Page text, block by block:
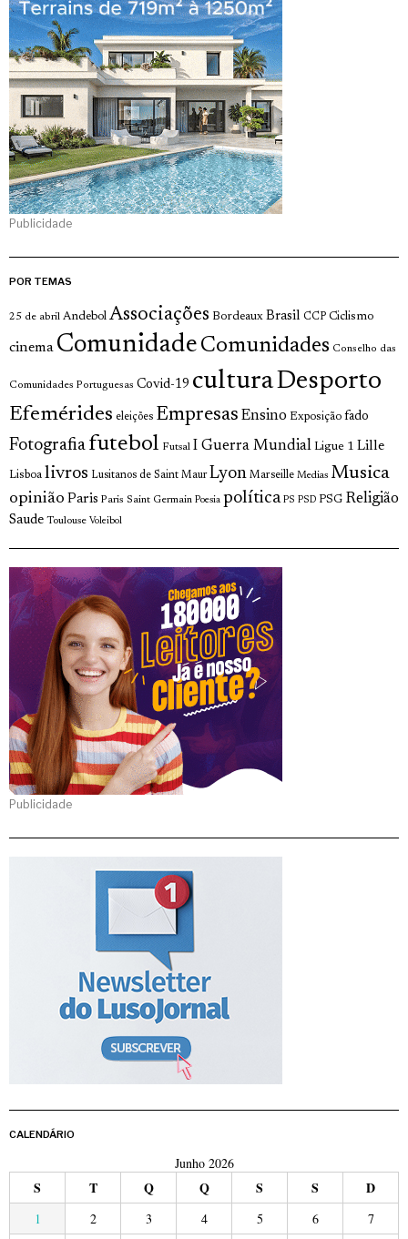
Publicidade
POR TEMAS
25 de abril Andebol Associações Bordeaux Brasil CCP Ciclismo
cinema Comunidade Comunidades Conselho das
Comunidades Portuguesas Covid-19 culturaDesporto
Efemérides eleições Empresas Ensino Exposição fado
Fotografia futebol Futsal I Guerra Mundial Ligue 1 Lille
Lisboa livros Lusitanos de Saint Maur Lyon Marseille Medias Musica
opinião Paris Paris Saint Germain Poesia política PS PSD PSG Religião
Saude Toulouse Voleibol
Publicidade
CALENDÁRIO
Junho 2026
S T Q Q S S D
1 2 3 4 5 6
7